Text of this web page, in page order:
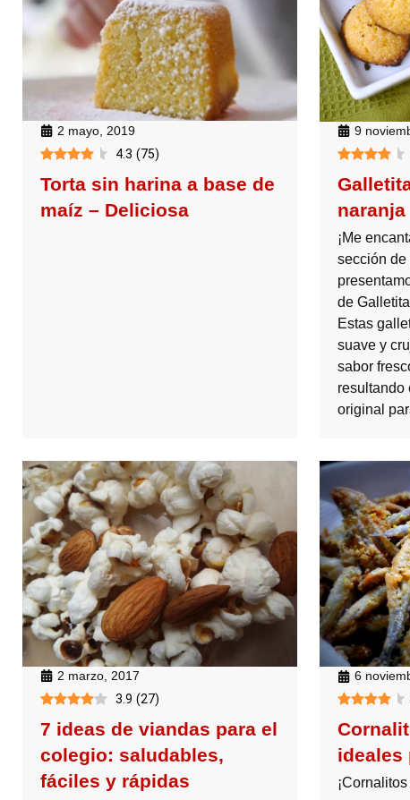
2 mayo, 2019
4.3 (75)
Torta sin harina a base de
maíz – Deliciosa
9
naranja
¡Me
sección de
de
Estas
suave y
sabor
resultando
original
2 marzo, 2017
3.9 (27)
7 ideas de viandas para el
colegio: saludables,
fáciles y rápidas
6
ideales